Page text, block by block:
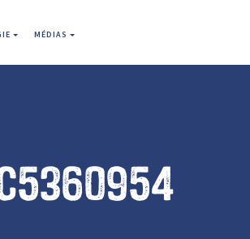
MÉDIAS